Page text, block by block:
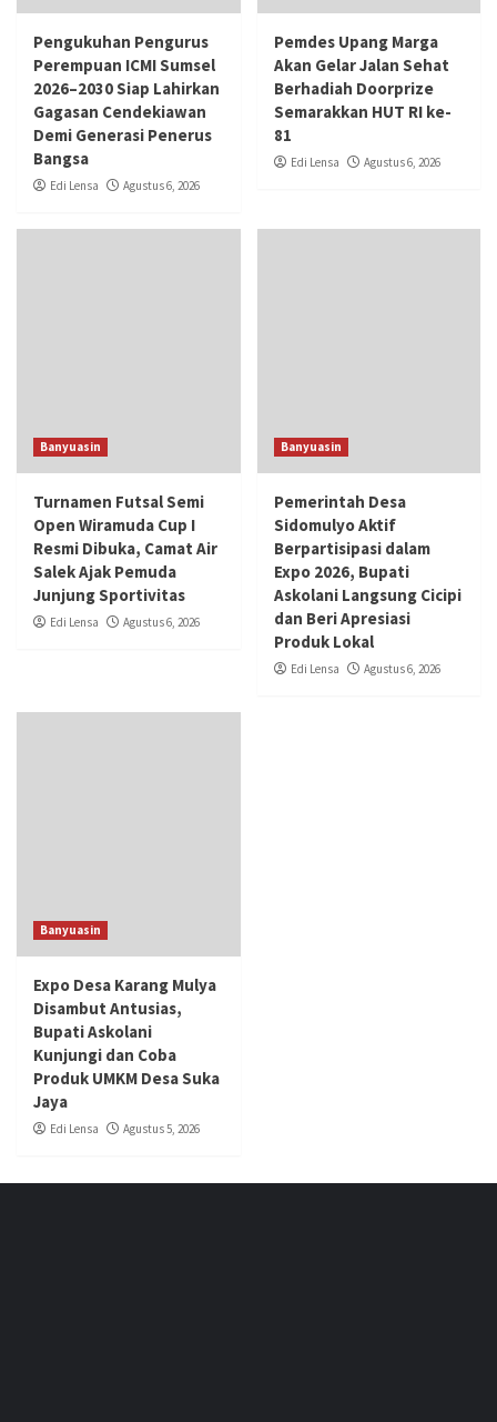
Pengukuhan Pengurus
Perempuan ICMI Sumsel
2026–2030 Siap Lahirkan
Gagasan Cendekiawan
Demi Generasi Penerus
Bangsa
Edi Lensa Agustus 6, 2026
Pemdes Upang Marga
Akan Gelar Jalan Sehat
Berhadiah Doorprize
Semarakkan HUT RI ke-
81
Edi Lensa Agustus 6, 2026
Banyuasin
Turnamen Futsal Semi
Open Wiramuda Cup I
Resmi Dibuka, Camat Air
Salek Ajak Pemuda
Junjung Sportivitas
Edi Lensa Agustus 6, 2026
Banyuasin
Pemerintah Desa
Sidomulyo Aktif
Berpartisipasi dalam
Expo 2026, Bupati
Askolani Langsung Cicipi
dan Beri Apresiasi
Produk Lokal
Edi Lensa Agustus 6, 2026
Banyuasin
Expo Desa Karang Mulya
Disambut Antusias,
Bupati Askolani
Kunjungi dan Coba
Produk UMKM Desa Suka
Jaya
Edi Lensa Agustus 5, 2026